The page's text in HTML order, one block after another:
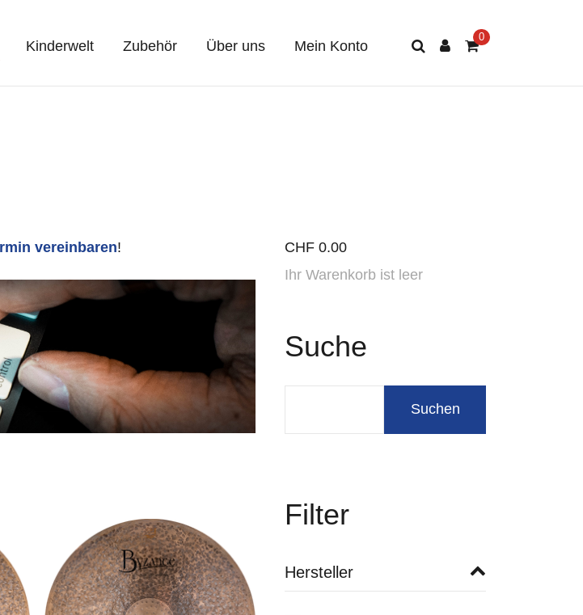
Kinderwelt Zubehör Über uns Mein Konto
vereinbaren! CHF 0.00
Ihr Warenkorb ist leer
Suche
Filter
Hersteller